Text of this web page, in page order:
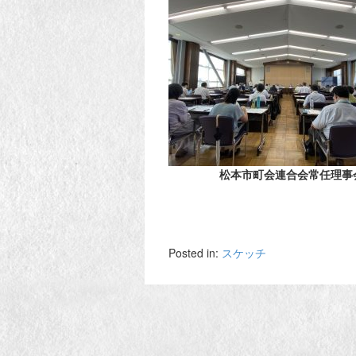
松本市町会連合会常任理事
Posted in: スケッチ